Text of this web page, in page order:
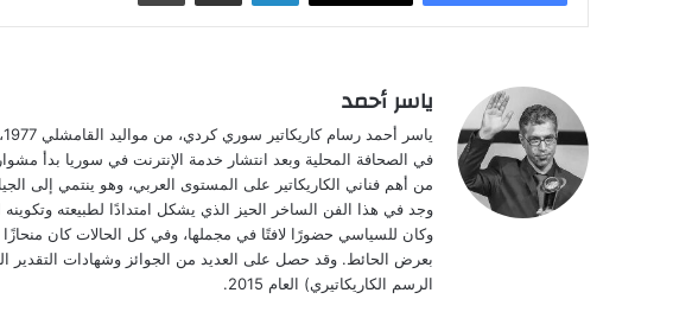
ياسر أحمد
في الصحافة المحلية وبعد انتشار خدمة الإنترنت في سوريا بدأ
من أهم فناني الكاريكاتير على المستوى العربي، وهو ينتمي إلى
وجد في هذا الفن الساخر الحيز الذي يشكل امتدادًا لطبيعته
وكان للسياسي حضورًا لافتًا في مجملها، وفي كل الحالات كان
بعرض الحائط. وقد حصل على العديد من الجوائز وشهادات التقدير
الرسم الكاريكاتيري) العام 2015.